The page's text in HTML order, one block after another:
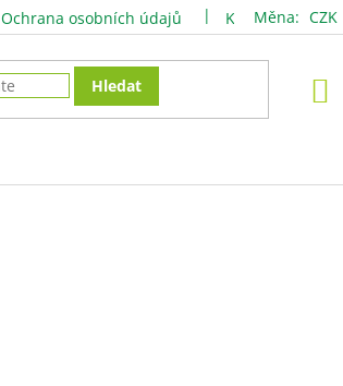
Ochrana osobních údajů Kontakty
Měna: CZK
Hledat